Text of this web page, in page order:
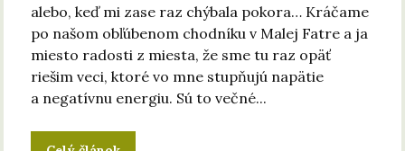
alebo, keď mi zase raz chýbala pokora… Kráčame
po našom obľúbenom chodníku v Malej Fatre a ja
miesto radosti z miesta, že sme tu raz opäť
riešim veci, ktoré vo mne stupňujú napätie
a negatívnu energiu. Sú to večné...